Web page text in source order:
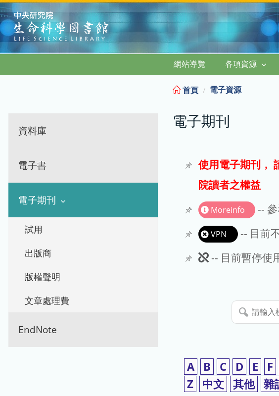
:::
網站導覽 各項資源
資料庫
電子書
電子期刊
試用
出版商
版權聲明
文章處理費
EndNote
首頁 電子資源
電子期刊
使用電子期刊，
院讀者之權益
Moreinfo --
VPN
-- 目前
此
使
用
-- 目前暫停使
請
輸
索
詞
A B C D E F
Z
中文 其他 雜